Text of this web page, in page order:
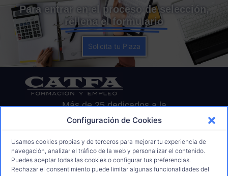
Configuración de Cookies
Usamos cookies propias y de terceros para mejorar tu experiencia de
navegación, analizar el tráfico de la web y personalizar el contenido.
Puedes aceptar todas las cookies o configurar tus preferencias.
Rechazar el consentimiento puede limitar algunas funcionalidades del
Para entrar en el proceso de selección,
rellena el formulario
Solicita tu Plaza
Más de 25 dedicados a la
Formación para el Empleo
informacion@catfaformacion.com
629 28 92 56
C. de Jaén, 1, 28850 Torrejón de Ardoz